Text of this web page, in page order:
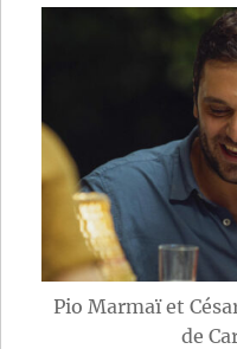
Pio Marmaï et
de